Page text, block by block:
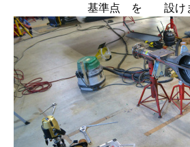
基準点 を 設け